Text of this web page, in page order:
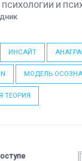
И
ИНСАЙТ
МОДЕЛЬ
ТЕОРИЯ